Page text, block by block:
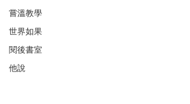
嘗溫教學
世界如果
閱後書室
他說